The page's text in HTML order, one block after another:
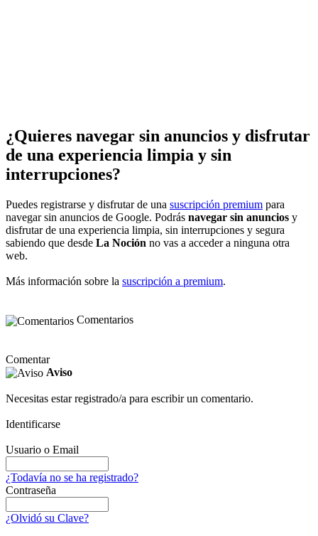
¿Quieres navegar sin anuncios y disfrutar
de una experiencia limpia y sin
interrupciones?
Puedes registrarse y disfrutar de una suscripción premium para
navegar sin anuncios de Google. Podrás navegar sin anuncios y
disfrutar de una experiencia limpia, sin interrupciones y segura
sabiendo que desde La Noción no vas a acceder a ninguna otra
web.
Más información sobre la suscripción a premium.
Comentarios
Comentar
Aviso
Necesitas estar registrado/a para escribir un comentario.
Identificarse
Usuario o Email
¿Todavía no se ha registrado?
Contraseña
¿Olvidó su Clave?